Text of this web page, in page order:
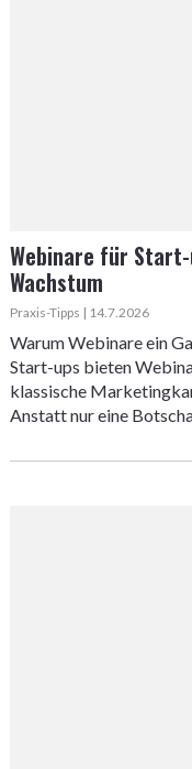
Webinare für Start-
Wachstum
Praxis-Tipps | 14.7.2026
Warum Webinare ein
Start-ups bieten
klassische
Anstatt nur eine